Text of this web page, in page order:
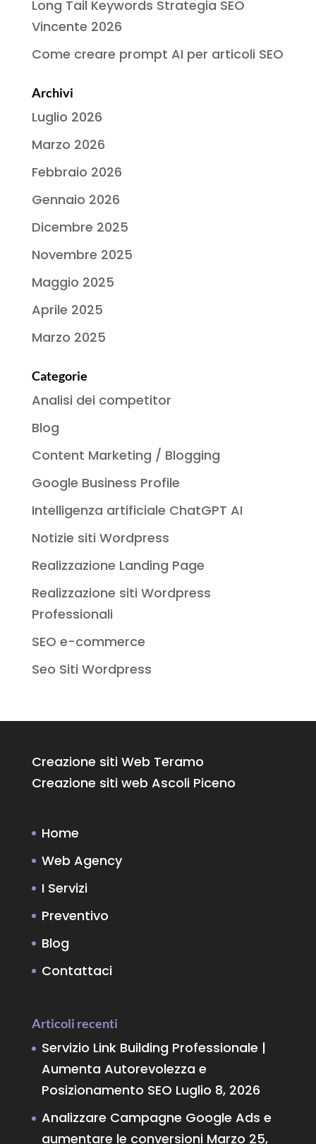
Long Tail Keywords Strategia SEO
Vincente 2026
Come creare prompt AI per articoli SEO
Archivi
Luglio 2026
Marzo 2026
Febbraio 2026
Gennaio 2026
Dicembre 2025
Novembre 2025
Maggio 2025
Aprile 2025
Marzo 2025
Categorie
Analisi dei competitor
Blog
Content Marketing / Blogging
Google Business Profile
Intelligenza artificiale ChatGPT AI
Notizie siti Wordpress
Realizzazione Landing Page
Realizzazione siti Wordpress
Professionali
SEO e-commerce
Seo Siti Wordpress
Creazione siti Web Teramo
Creazione siti web Ascoli Piceno
Home
Web Agency
I Servizi
Preventivo
Blog
Contattaci
Articoli recenti
Servizio Link Building Professionale |
Aumenta Autorevolezza e
Posizionamento SEO Luglio 8, 2026
Analizzare Campagne Google Ads e
aumentare le conversioni Marzo 25,